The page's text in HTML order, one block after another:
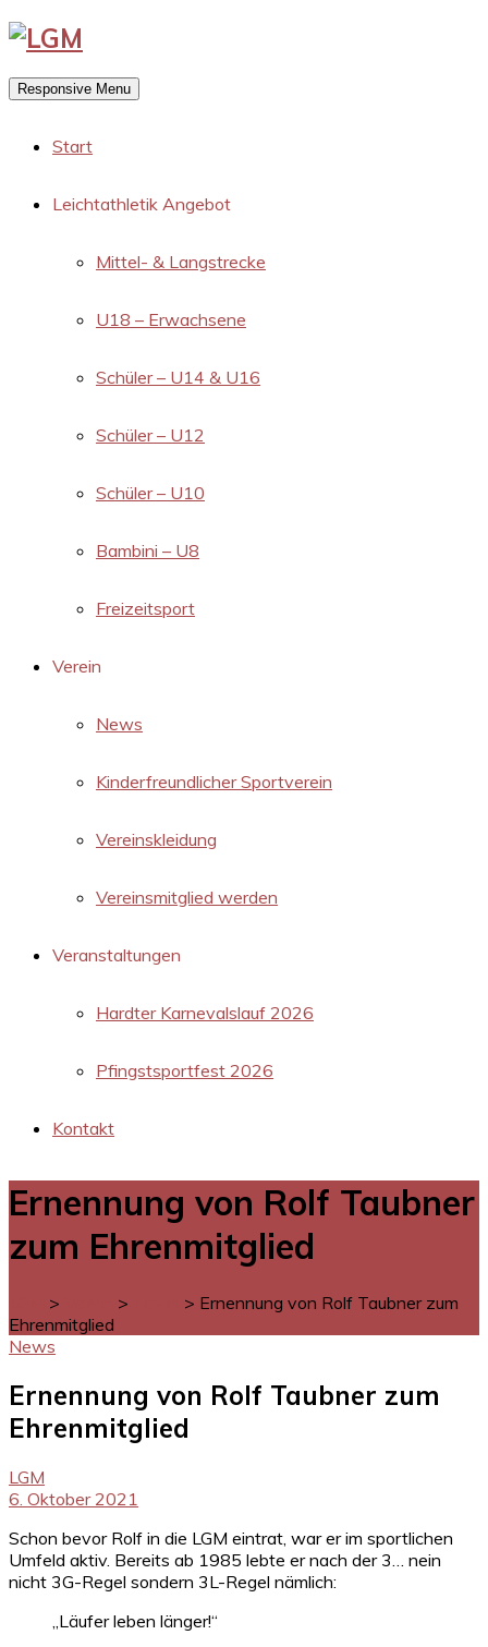
Responsive Menu
Start
Leichtathletik Angebot
Mittel- & Langstrecke
U18 – Erwachsene
Schüler – U14 & U16
Schüler – U12
Schüler – U10
Bambini – U8
Freizeitsport
Verein
News
Kinderfreundlicher Sportverein
Vereinskleidung
Vereinsmitglied werden
Veranstaltungen
Hardter Karnevalslauf 2026
Pfingstsportfest 2026
Kontakt
Ernennung von Rolf Taubner
zum Ehrenmitglied
> > > Ernennung von Rolf Taubner zum
Ehrenmitglied
News
Ernennung von Rolf Taubner zum
Ehrenmitglied
LGM
6. Oktober 2021
Schon bevor Rolf in die LGM eintrat, war er im sportlichen
Umfeld aktiv. Bereits ab 1985 lebte er nach der 3… nein
nicht 3G-Regel sondern 3L-Regel nämlich:
„Läufer leben länger!“